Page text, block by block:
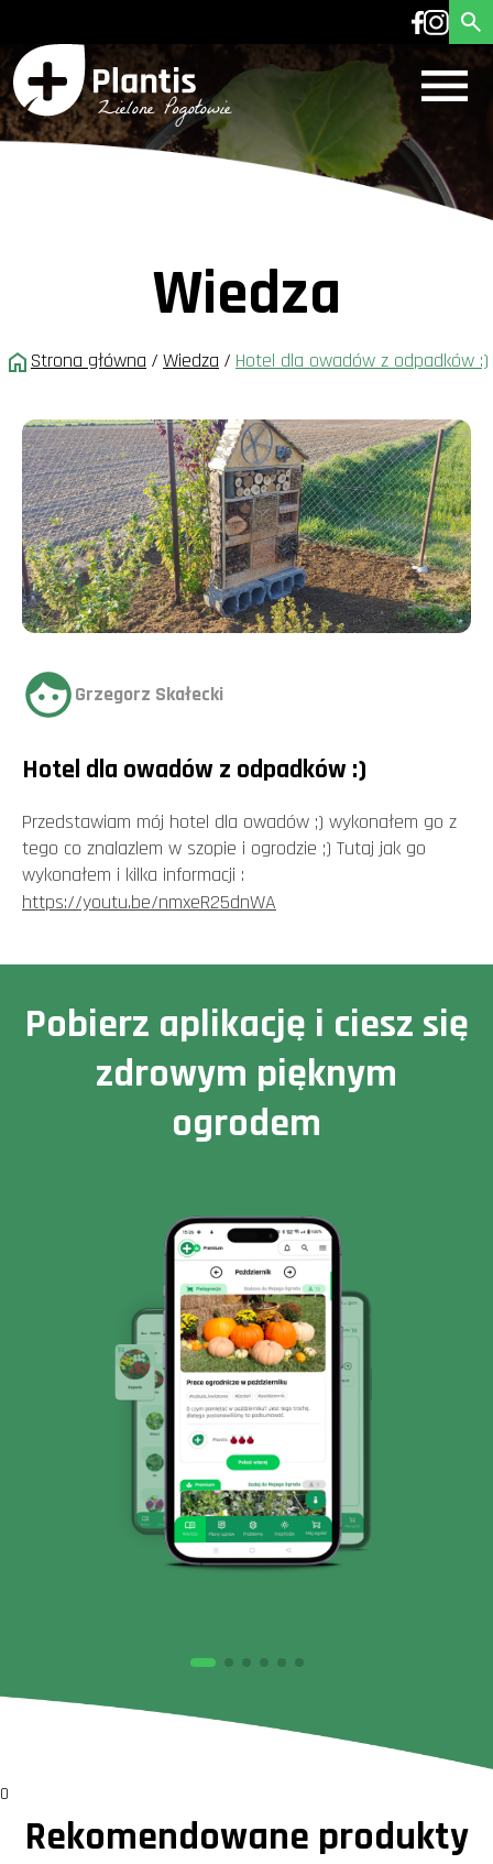
Wiedza
Strona główna / Wiedza / Hotel dla owadów z odpadków :)
Grzegorz Skałecki
Hotel dla owadów z odpadków :)
Przedstawiam mój hotel dla owadów ;) wykonałem go z
tego co znalazlem w szopie i ogrodzie ;) Tutaj jak go
wykonałem i kilka informacji :
https://youtu.be/nmxeR25dnWA
Pobierz aplikację i ciesz się
zdrowym pięknym
ogrodem
0
Rekomendowane produkty